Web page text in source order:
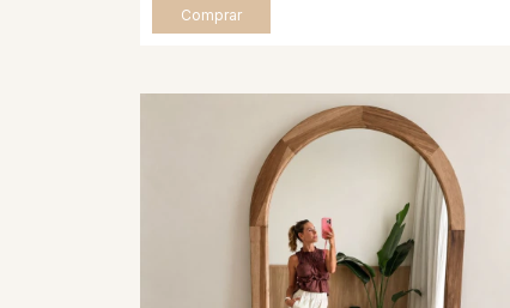
Comprar